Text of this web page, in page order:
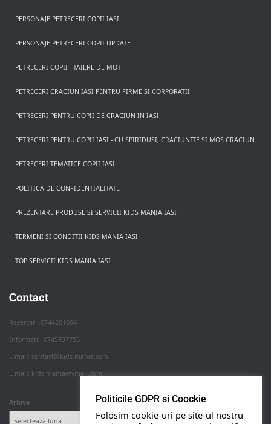
PERSONAJE PETRECERI COPII IASI
PERSONAJE PETRECERI COPII UPDATE
PETRECERI COPII - TAIERE DE MOT
PETRECERI CRACIUN IASI PENTRU FIRME SI CORPORATII
PETRECERI PENTRU COPII DE CRACIUN IN IASI
PETRECERI PENTRU COPII IASI - CU SPIRIDUSI, CRACIUNITE SI MOS CRACIUN
PETRECERI TEMATICE COPII IASI
POLITICA DE CONFIDENTIALITATE
PREZENTARE PRODUSE SI SERVICII KIDS MANIA IASI
TERMENI SI CONDITII KIDS MANIA IASI
TOP SERVICII KIDS MANIA IASI
Contact
Rezervari: 0744261004
Informatii: 0745937753
E-mail: contact@kids-mania.com
E-mail: kids.mania@ymail.com
Arhive Politicile GDPR si Coockie
Folosim cookie-uri pe site-ul nostru
Apasa pe o categorie ca sa vezi serviciile.
PETRECERI COPII
NUNTA